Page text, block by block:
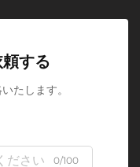
する
たします。
0/100